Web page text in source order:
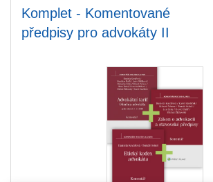
Komplet - Komentované
předpisy pro advokáty II